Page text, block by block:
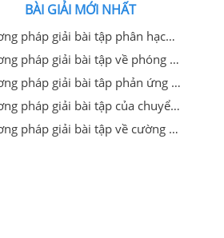
BÀI GIẢI MỚI NHẤT
Phương pháp giải bài tập phân hạch - nhiệt hạch
Phương pháp giải bài tập về phóng xạ
Phương pháp giải bài tâp phản ứng hạt nhân
Phương pháp giải bài tập của chuyển động electron quang điện trong điện trường đều và từ trường đều
Phương pháp giải bài tập về cường độ dòng quang điện bão hòa và hiệu suất lượng tử